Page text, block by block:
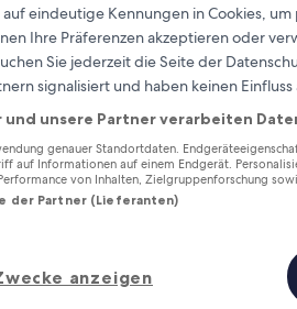
Verdiene
auf eindeutige Kennungen in Cookies,
Ihre Präferenzen akzeptieren oder
Sie jederzeit die Seite der
signalisiert und haben keinen Einfluss
und unsere Partner verarbeiten
genauer Standortdaten.
auf Informationen auf einem Endgerät.
von Inhalten, Zielgruppenforschung
der Partner (Lieferanten)
anzeigen